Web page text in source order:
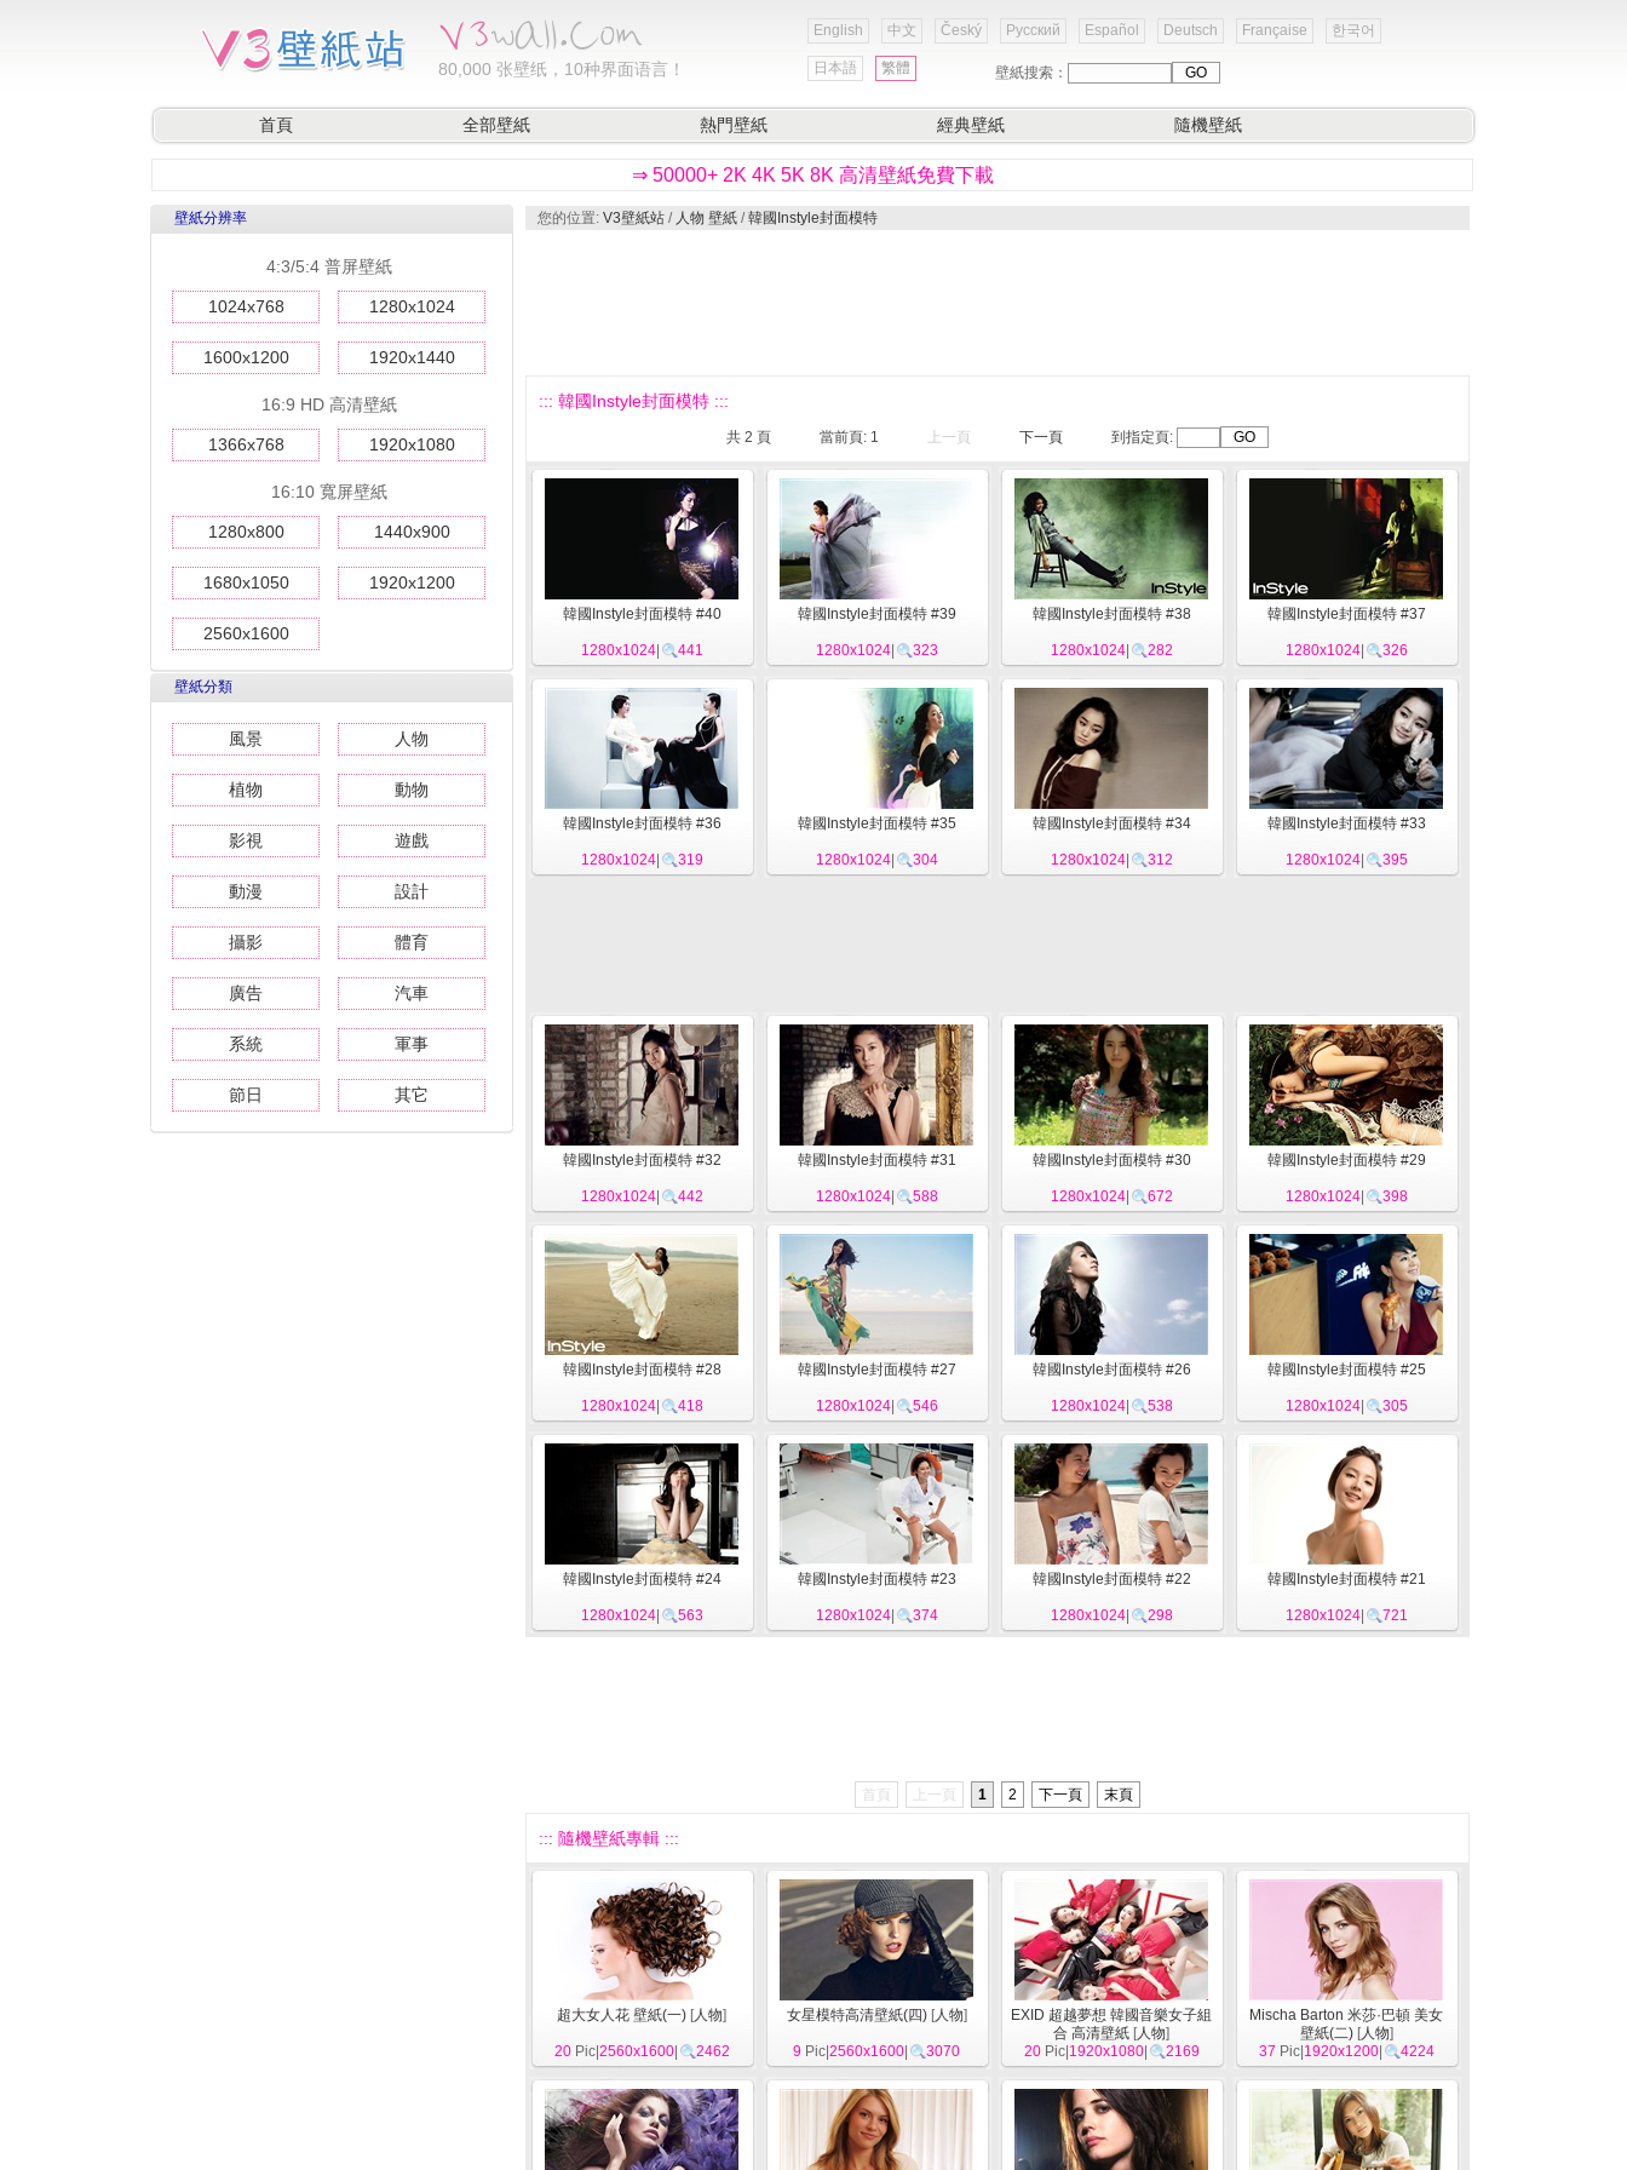
80,000 张壁纸，10种界面语言！
English 中文 Český Русский Español Deutsch Française 한국어
日本語 繁體 壁紙搜索：
首頁 全部壁紙 熱門壁紙 經典壁紙 隨機壁紙
⇒ 50000+ 2K 4K 5K 8K 高清壁紙免費下載
壁紙分辨率
4:3/5:4 普屏壁紙
1024x768 1280x1024
1600x1200 1920x1440
16:9 HD 高清壁紙
1366x768 1920x1080
16:10 寬屏壁紙
1280x800 1440x900
1680x1050 1920x1200
2560x1600
壁紙分類
風景 人物
植物 動物
影視 遊戲
動漫 設計
攝影 體育
廣告 汽車
系統 軍事
節日 其它
您的位置: V3壁紙站 / 人物 壁紙 /韓國Instyle封面模特
::: 韓國Instyle封面模特 :::
共 2 頁 當前頁: 1 上一頁 下一頁 到指定頁:
韓國Instyle封面模特 #40
1280x1024| 441
韓國Instyle封面模特 #39
1280x1024| 323
韓國Instyle封面模特 #38
1280x1024| 282
韓國Instyle封面模特 #37
1280x1024| 326
韓國Instyle封面模特 #36
1280x1024| 319
韓國Instyle封面模特 #35
1280x1024| 304
韓國Instyle封面模特 #34
1280x1024| 312
韓國Instyle封面模特 #33
1280x1024| 395
韓國Instyle封面模特 #32
1280x1024| 442
韓國Instyle封面模特 #31
1280x1024| 588
韓國Instyle封面模特 #30
1280x1024| 672
韓國Instyle封面模特 #29
1280x1024| 398
韓國Instyle封面模特 #28
1280x1024| 418
韓國Instyle封面模特 #27
1280x1024| 546
韓國Instyle封面模特 #26
1280x1024| 538
韓國Instyle封面模特 #25
1280x1024| 305
韓國Instyle封面模特 #24
1280x1024| 563
韓國Instyle封面模特 #23
1280x1024| 374
韓國Instyle封面模特 #22
1280x1024| 298
韓國Instyle封面模特 #21
1280x1024| 721
首頁 上一頁 1 2 下一頁 末頁
::: 隨機壁紙專輯 :::
超大女人花 壁紙(一) [人物]
20Pic| 2560x1600| 2462
女星模特高清壁紙(四)[人物]
9 Pic| 2560x1600 3070
EXID 超越夢想 韓國音樂女子組
合 高清壁紙 [人物]
20Pic| 1920x1080| 2169
Mischa Barton 米莎·巴頓 美女
壁紙(二)[人物]
37 Pic| 1920x1200| 4224